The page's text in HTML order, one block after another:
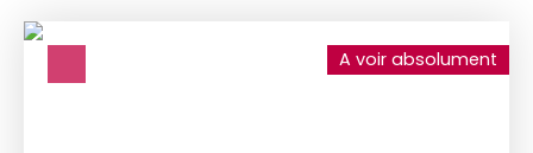
A voir absolument